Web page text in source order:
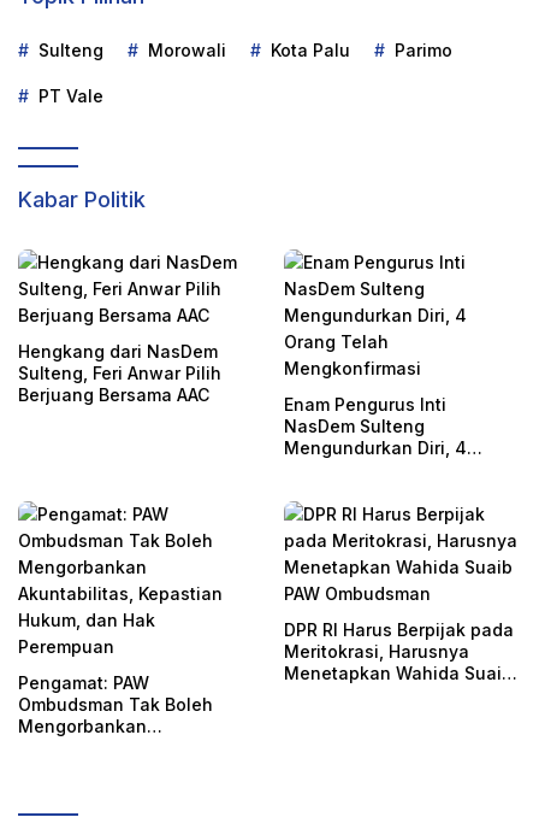
Sulteng Morowali Kota Palu Parimo
PT Vale
Kabar Politik
Hengkang dari NasDem
Sulteng, Feri Anwar Pilih
Berjuang Bersama AAC
Enam Pengurus Inti
NasDem Sulteng
Mengundurkan Diri, 4
Pengamat: PAW
Ombudsman Tak Boleh
Mengorbankan
DPR RI Harus Berpijak pada
Meritokrasi, Harusnya
Menetapkan Wahida Suaib